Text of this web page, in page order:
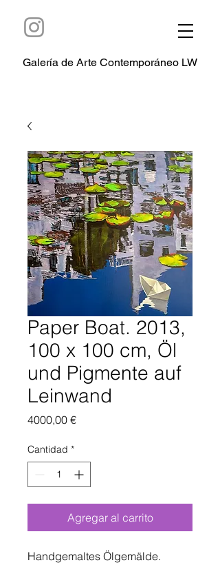
Galería de Arte Contemporáneo LW
Paper Boat. 2013,
100 x 100 cm, Öl
und Pigmente auf
Leinwand
4000,00 €Precio
Cantidad *
Agregar al carrito
Handgemaltes Ölgemälde.